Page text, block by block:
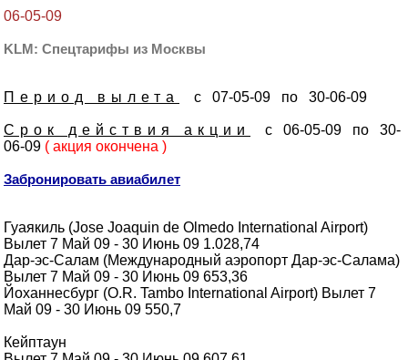
06-05-09
KLM: Спецтарифы из Москвы
Период вылета с 07-05-09 по 30-06-09
Срок действия акции
с 06-05-09 по 30-
06-09 ( акция окончена )
Забронировать авиабилет
Гуаякиль (Jose Joaquin de Olmedo International Airport)
Вылет 7 Май 09 - 30 Июнь 09 1.028,74
Дар-эс-Салам (Международный аэропорт Дар-эс-Салама)
Вылет 7 Май 09 - 30 Июнь 09 653,36
Йоханнесбург (O.R. Tambo International Airport) Вылет 7
Май 09 - 30 Июнь 09 550,7
Кейптаун